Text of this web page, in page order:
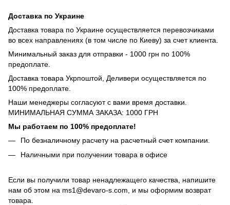
Доставка по Украине
Доставка товара по Украине осуществляется перевозчиками
во всех направлениях (в том числе по Киеву) за счет клиента.
Минимальный заказ для отправки - 1000 грн по 100%
предоплате.
Доставка товара Укрпоштой, Деливери осуществляется по
100% предоплате.
Наши менеджеры согласуют с вами время доставки.
МИНИМАЛЬНАЯ СУММА ЗАКАЗА: 1000 ГРН
Мы работаем по 100% предоплате!
По безналичному расчету на расчетный счет компании.
Наличными при получении товара в офисе
Если вы получили товар ненадлежащего качества, напишите
нам об этом на ms1@devaro-s.com, и мы оформим возврат
товара.